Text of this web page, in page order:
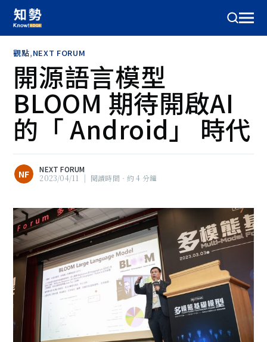
觀點,NEXT FORUM
開源語言模型
BLOOM 期待開啟AI
的「 Android」 時代
NF
NEXT FORUM
2023/04/11
| 閱讀時間‧約 4 分鐘